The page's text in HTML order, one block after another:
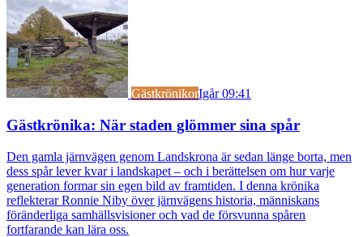
GästkrönikorIgår 09:41
Gästkrönika: När staden glömmer sina spår
Den gamla järnvägen genom Landskrona är sedan länge borta, men
dess spår lever kvar i landskapet – och i berättelsen om hur varje
generation formar sin egen bild av framtiden. I denna krönika
reflekterar Ronnie Niby över järnvägens historia, människans
föränderliga samhällsvisioner och vad de försvunna spåren
fortfarande kan lära oss.